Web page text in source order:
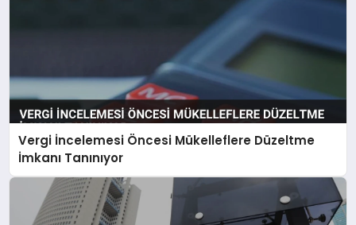
Vergi İncelemesi Öncesi Mükelleflere Düzeltme
İmkanı Tanınıyor